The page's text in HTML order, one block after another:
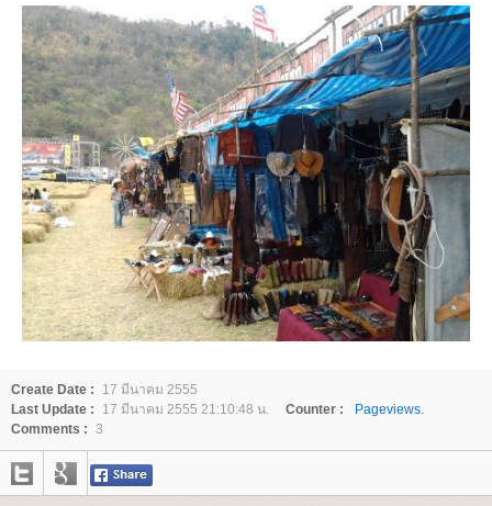
Create Date :
17 มีนาคม 2555
Last Update :
17 มีนาคม 2555 21:10:48 น. Counter :
Pageviews.
Comments : 3